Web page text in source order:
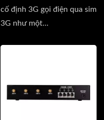
cố định 3G gọi điện qua sim
3G như một...